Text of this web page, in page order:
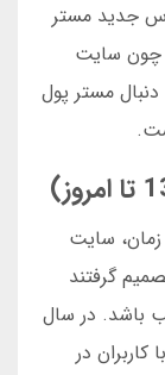
جدید مستر
چون سایت
مستر پول
در آن زمان، سایت
گرفتند
باشد. در سال
کاربران در